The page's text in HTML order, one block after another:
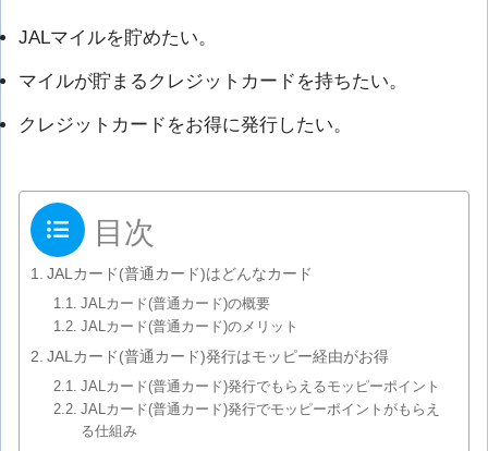
JALマイルを貯めたい。
マイルが貯まるクレジットカードを持ちたい。
クレジットカードをお得に発行したい。
目次
JALカード(普通カード)はどんなカード
JALカード(普通カード)の概要
JALカード(普通カード)のメリット
JALカード(普通カード)発行はモッピー経由がお得
JALカード(普通カード)発行でもらえるモッピーポイント
JALカード(普通カード)発行でモッピーポイントがもらえ
る仕組み